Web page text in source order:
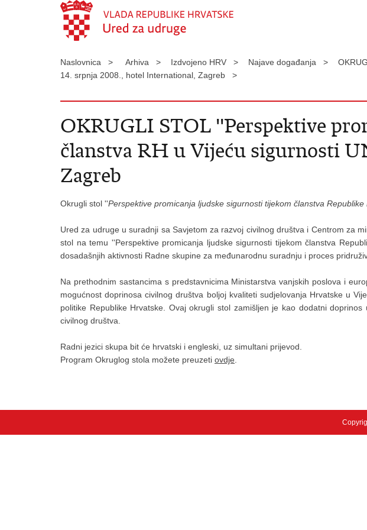
Naslovnica > Arhiva > Izdvojeno HRV > Najave događanja >
14. srpnja 2008., hotel International, Zagreb >
OKRUGLI STOL ''Perspektive
članstva RH u Vijeću sigurnosti
Zagreb
Okrugli stol ''Perspektive promicanja ljudske sigurnosti tijekom članstva
Ured za udruge u suradnji sa Savjetom za razvoj civilnog društva i Centrom za
stol na temu ''Perspektive promicanja ljudske sigurnosti tijekom članstva
dosadašnjih aktivnosti Radne skupine za međunarodnu suradnju i proces
Na prethodnim sastancima s predstavnicima Ministarstva vanjskih poslova i
mogućnost doprinosa civilnog društva boljoj kvaliteti sudjelovanja Hrvatske u
politike Republike Hrvatske. Ovaj okrugli stol zamišljen je kao dodatni
civilnog društva.
Radni jezici skupa bit će hrvatski i engleski, uz simultani prijevod.
Program Okruglog stola možete preuzeti ovdje